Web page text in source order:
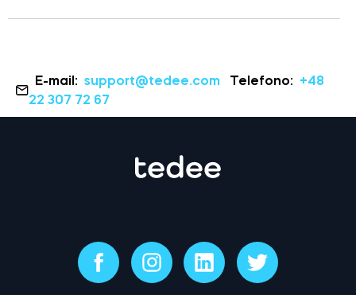
E-mail:support@tedee.com Telefono: +48
22 307 72 67